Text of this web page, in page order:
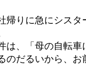
帰りに急にシスタ
は、「母の自転
のだるいから、